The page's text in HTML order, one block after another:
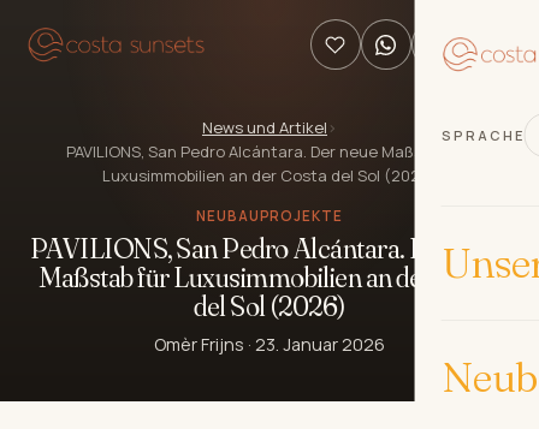
SPRACHE
News und Artikel ›
PAVILIONS, San Pedro Alcántara. Der neue Maßstab für
Luxusimmobilien an der Costa del Sol (2026)
NEUBAUPROJEKTE
PAVILIONS, San Pedro Alcántara. Der neue
Maßstab für Luxusimmobilien an der Costa
del Sol (2026)
Omèr Frijns · 23. Januar 2026